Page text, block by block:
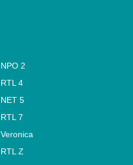
NPO 2
RTL 4
NET 5
RTL 7
Veronica
RTL Z